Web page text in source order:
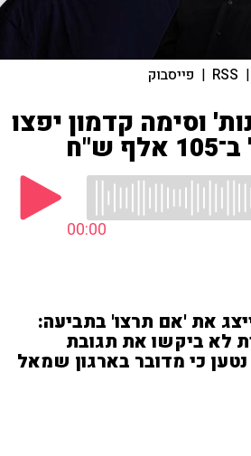
|
RSS
| פייסבוק
וסימה קדמון יפצו
ש"ח
00:00
את 'אם תרצו' בתביעה:
לא ביקשו את תגובת
כי מדובר בארגון שמאל